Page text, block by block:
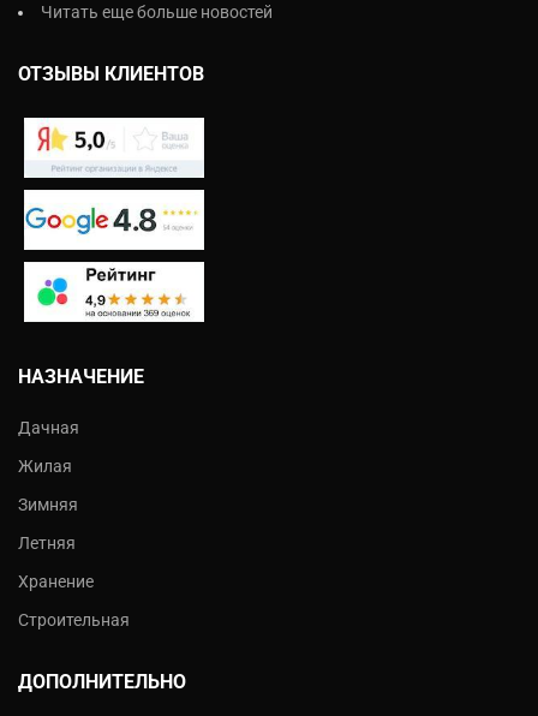
Читать еще больше новостей
ОТЗЫВЫ КЛИЕНТОВ
НАЗНАЧЕНИЕ
Дачная
Жилая
Зимняя
Летняя
Хранение
Строительная
ДОПОЛНИТЕЛЬНО